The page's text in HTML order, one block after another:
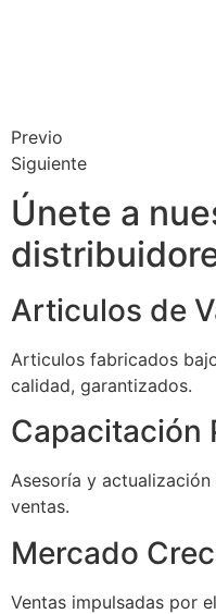
Previo
Siguiente
Únete a
Articulos de
Articulos fabricados
calidad, garantizados.
Capacitación
Asesoría y
ventas.
Mercado
Ventas impulsadas por